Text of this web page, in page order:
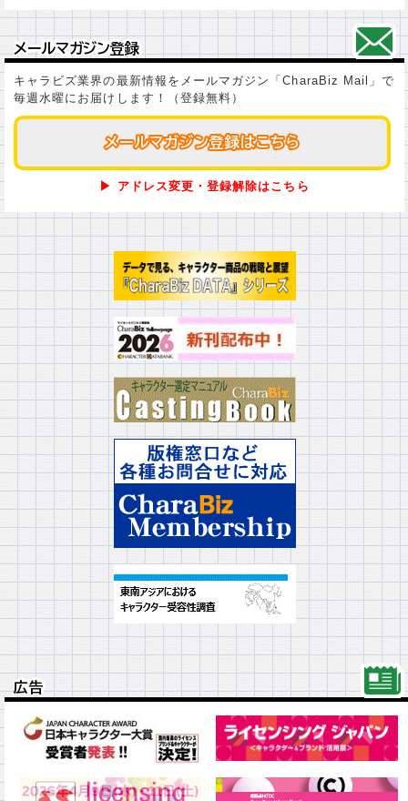
メールマガジン登録
メールマガジン登録
キャラビズ業界の最新情報をメールマガジン「CharaBiz Mail」で
毎週水曜にお届けします！（登録無料）
メールマガジン登録はこちら
メールマガジン登録はこちら
▶ アドレス変更・登録解除はこちら
広告
広告